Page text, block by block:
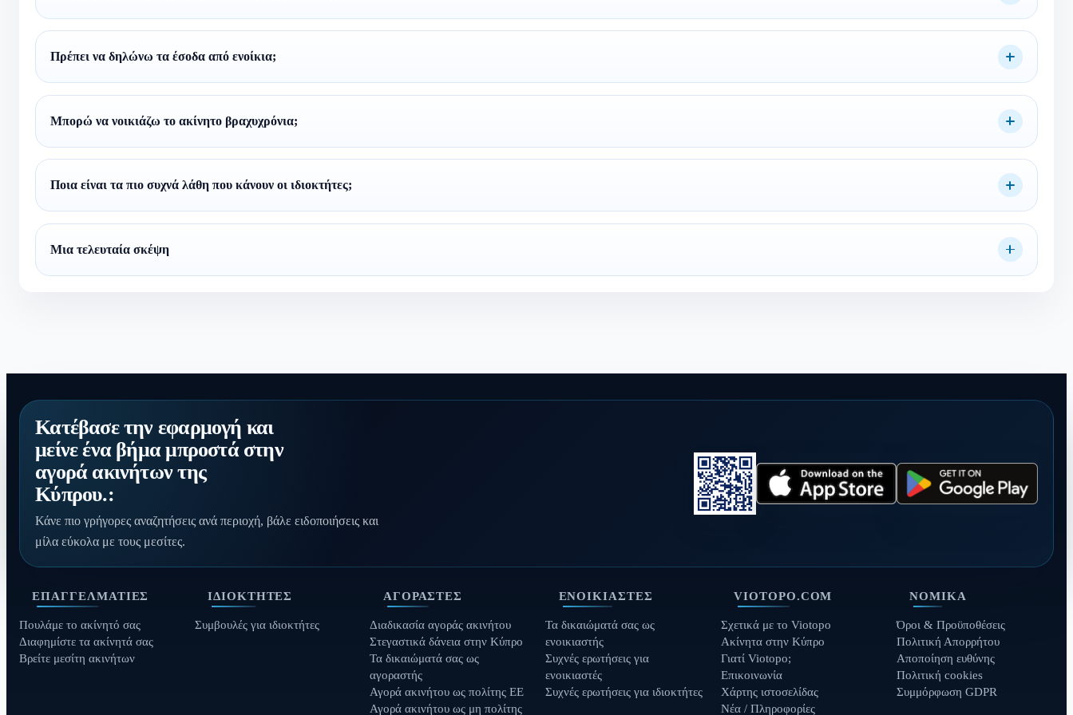
Πρέπει να δηλώνω τα έσοδα από ενοίκια;
Μπορώ να νοικιάζω το ακίνητο βραχυχρόνια;
Ποια είναι τα πιο συχνά λάθη που κάνουν οι ιδιοκτήτες;
Μια τελευταία σκέψη
Κατέβασε την εφαρμογή και
μείνε ένα βήμα μπροστά στην
αγορά ακινήτων της
Κύπρου.:
Κάνε πιο γρήγορες αναζητήσεις ανά περιοχή, βάλε ειδοποιήσεις και
μίλα εύκολα με τους μεσίτες.
ΕΠΑΓΓΕΛΜΑΤΊΕΣ
Πουλάμε το ακίνητό σας
Διαφημίστε τα ακίνητά σας
Βρείτε μεσίτη ακινήτων
ΙΔΙΟΚΤΉΤΕΣ
Συμβουλές για ιδιοκτήτες
ΑΓΟΡΑΣΤΈΣ
Διαδικασία αγοράς ακινήτου
Στεγαστικά δάνεια στην Κύπρο
Τα δικαιώματά σας ως
αγοραστής
Αγορά ακινήτου ως πολίτης ΕΕ
Αγορά ακινήτου ως μη πολίτης
ΕΝΟΙΚΙΑΣΤΈΣ
Τα δικαιώματά σας ως
ενοικιαστής
Συχνές ερωτήσεις για
ενοικιαστές
Συχνές ερωτήσεις για ιδιοκτήτες
VIOTOPO.COM
Σχετικά με το Viotopo
Ακίνητα στην Κύπρο
Γιατί Viotopo;
Επικοινωνία
Χάρτης ιστοσελίδας
Νέα / Πληροφορίες
ΝΟΜΙΚΆ
Όροι & Προϋποθέσεις
Πολιτική Απορρήτου
Αποποίηση ευθύνης
Πολιτική cookies
Συμμόρφωση GDPR